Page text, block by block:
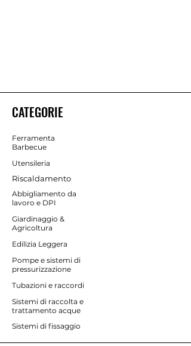
CATEGORIE
Ferramenta
Barbecue
Utensileria
Riscaldamento
Abbigliamento da
lavoro e DPI
Giardinaggio &
Agricoltura
Edilizia Leggera
Pompe e sistemi di
pressurizzazione
Tubazioni e raccordi
Sistemi di raccolta e
trattamento acque
Sistemi di fissaggio